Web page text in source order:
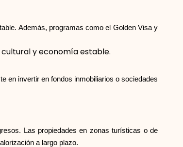
de marca
de Rondas
Además, programas como el Golden Visa y
y economía estable.
en invertir en fondos inmobiliarios o sociedades
Las propiedades en zonas turísticas o de
a largo plazo.